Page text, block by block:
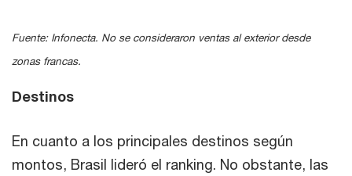
Fuente: Infonecta. No se consideraron ventas al exterior desde
zonas francas.
Destinos
En cuanto a los principales destinos según
montos, Brasil lideró el ranking. No obstante, las